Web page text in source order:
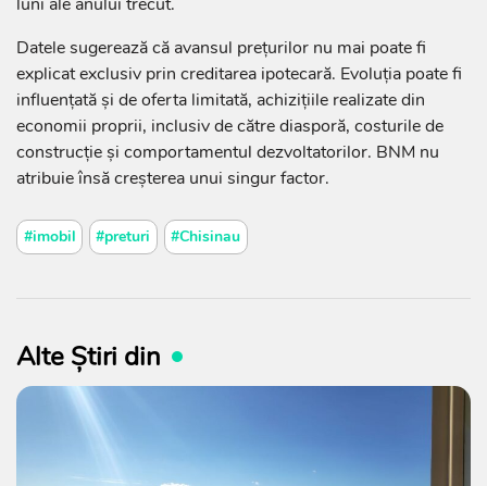
Datele sugerează că avansul prețurilor nu mai poate fi
explicat exclusiv prin creditarea ipotecară. Evoluția poate fi
influențată și de oferta limitată, achizițiile realizate din
economii proprii, inclusiv de către diasporă, costurile de
construcție și comportamentul dezvoltatorilor. BNM nu
atribuie însă creșterea unui singur factor.
#imobil #preturi #Chisinau
Alte Știri din